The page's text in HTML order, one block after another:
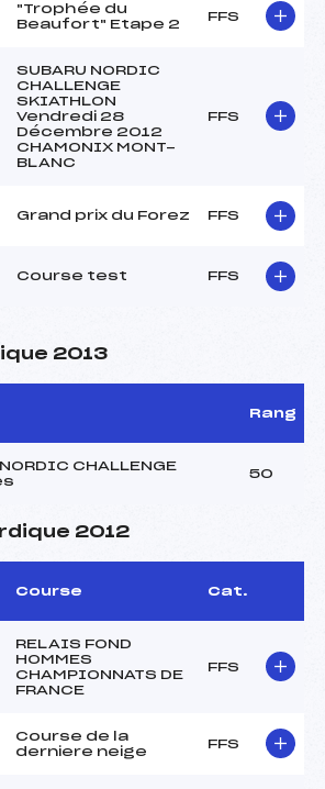
"Trophée du
Beaufort" Etape 2
FFS
SUBARU NORDIC
CHALLENGE
SKIATHLON
Vendredi 28
Décembre 2012
CHAMONIX MONT-
BLANC
FFS
Grand prix du Forez FFS
Course test FFS
2013
Rang
CHALLENGE
50
2012
Course Cat.
RELAIS FOND
HOMMES
CHAMPIONNATS DE
FRANCE
FFS
Course de la
derniere neige
FFS